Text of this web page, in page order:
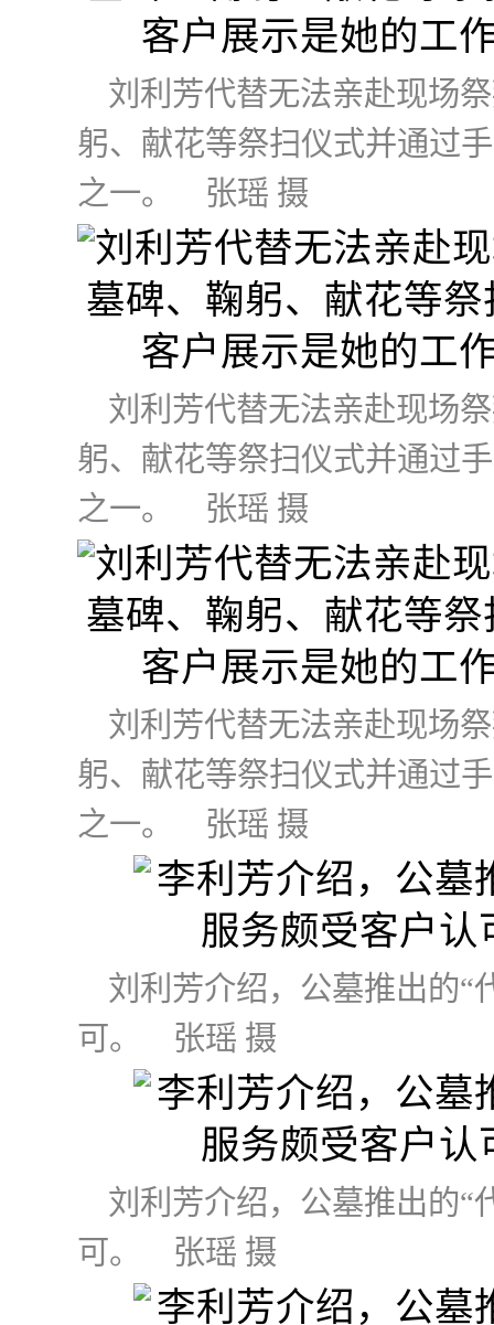
刘利芳代替无法亲赴现场
躬、献花等祭扫仪式并通过
之一。 张瑶 摄
刘利芳代替无法亲赴现场
躬、献花等祭扫仪式并通过
之一。 张瑶 摄
刘利芳代替无法亲赴现场
躬、献花等祭扫仪式并通过
之一。 张瑶 摄
刘利芳介绍，公墓推出的“
可。 张瑶 摄
刘利芳介绍，公墓推出的“
可。 张瑶 摄